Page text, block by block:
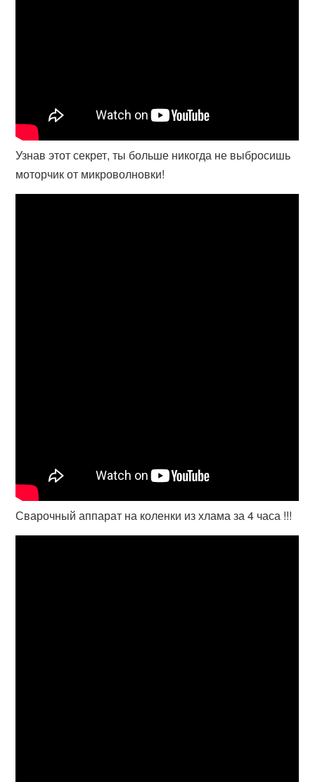
Узнав этот секрет, ты больше никогда не выбросишь
моторчик от микроволновки!
Сварочный аппарат на коленки из хлама за 4 часа !!!